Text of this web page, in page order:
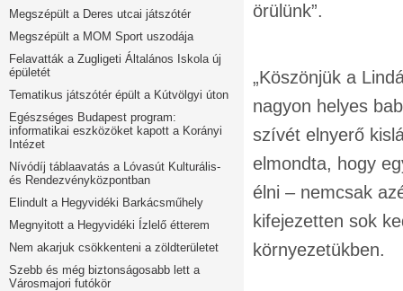
Megszépült a Deres utcai játszótér
Megszépült a MOM Sport uszodája
Felavatták a Zugligeti Általános Iskola új
épületét
Tematikus játszótér épült a Kútvölgyi úton
Egészséges Budapest program:
informatikai eszközöket kapott a Korányi
Intézet
Nívódíj táblaavatás a Lóvasút Kulturális-
és Rendezvényközpontban
Elindult a Hegyvidéki Barkácsműhely
Megnyitott a Hegyvidéki Ízlelő étterem
Nem akarjuk csökkenteni a zöldterületet
Szebb és még biztonságosabb lett a
Városmajori futókör
örülünk”.
„Köszönjük a
nagyon helyes
szívét elnyerő
elmondta, hogy
élni – nemcsak
kifejezetten sok
környezetükben.